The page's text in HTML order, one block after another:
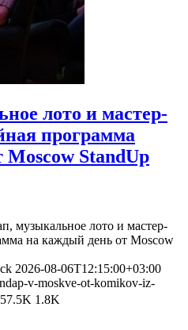
лото и мастер-
программа
StandUp
музыкальное лото и мастер-
на каждый день от Moscow
2026-08-06T12:15:00+03:00
v-moskve-ot-komikov-iz-
1.8K